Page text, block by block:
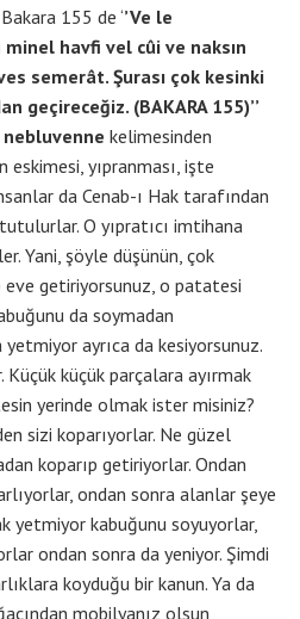
155 de ‘’Ve le
havfi vel cûi ve naksın
semerât. Şurası çok kesinki
geçireceğiz. (BAKARA 155)’’
nebluvenne kelimesinden
eskimesi, yıpranması, işte
da Cenab-ı Hak tarafından
O yıpratıcı imtihana
Yani, şöyle düşünün, çok
getiriyorsunuz, o patatesi
da soymadan
ayrıca da kesiyorsunuz.
küçük parçalara ayırmak
yerinde olmak ister misiniz?
sizi koparıyorlar. Ne güzel
koparıp getiriyorlar. Ondan
ondan sonra alanlar şeye
yetmiyor kabuğunu soyuyorlar,
ondan sonra da yeniyor. Şimdi
koyduğu bir kanun. Ya da
mobilyanız olsun